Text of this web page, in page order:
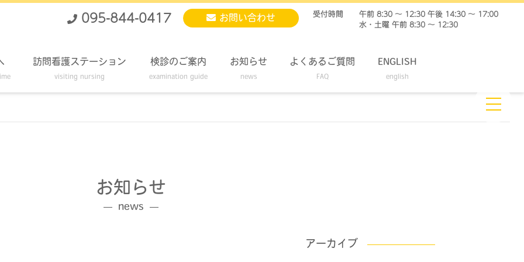
訪問看護ステーション
visiting nursing
検診のご案内
examination guide
お知らせ
news
よくあるご質問
FAQ
ENGLISH
english
095-844-0417 お問い合わせ 受付時間
午前 8:30 ～ 12:30 午後 14:30 ～ 17:00
水・土曜 午前 8:30 ～ 12:30
お知らせ
news
アーカイブ